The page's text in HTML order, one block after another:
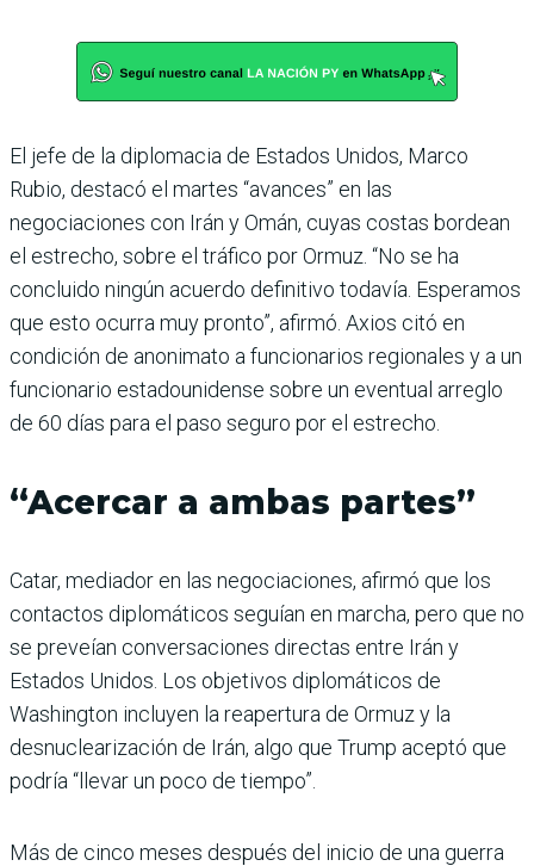
El jefe de la diplomacia de Estados Unidos, Marco
Rubio, destacó el martes “avances” en las
negociaciones con Irán y Omán, cuyas costas bordean
el estrecho, sobre el tráfico por Ormuz. “No se ha
concluido ningún acuerdo definitivo todavía. Esperamos
que esto ocurra muy pronto”, afirmó. Axios citó en
condición de anonimato a funcionarios regionales y a un
funcionario estadounidense sobre un eventual arreglo
de 60 días para el paso seguro por el estrecho.
“Acercar a ambas partes”
Catar, mediador en las negociaciones, afirmó que los
contactos diplomáticos seguían en marcha, pero que no
se preveían conversaciones directas entre Irán y
Estados Unidos. Los objetivos diplomáticos de
Washington incluyen la reapertura de Ormuz y la
desnuclearización de Irán, algo que Trump aceptó que
podría “llevar un poco de tiempo”.
Más de cinco meses después del inicio de una guerra